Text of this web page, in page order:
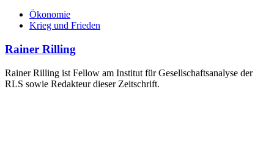
Ökonomie
Krieg und Frieden
Rainer Rilling
Rainer Rilling ist Fellow am Institut für Gesellschaftsanalyse der
RLS sowie Redakteur dieser Zeitschrift.